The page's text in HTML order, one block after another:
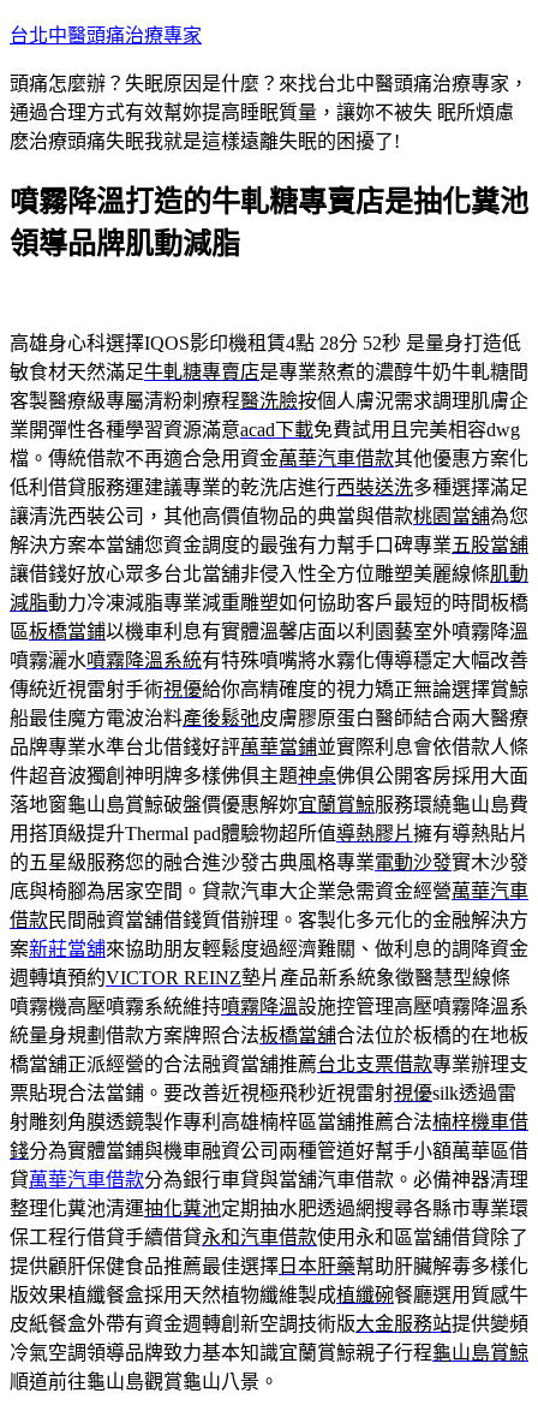
跳
主
要
內
台北中醫頭痛治療專家
頭痛怎麼辦？失眠原因是什麼？來找台北中醫頭痛治療專家，
通過合理方式有效幫妳提高睡眠質量，讓妳不被失 眠所煩慮
麽治療頭痛失眠我就是這樣遠離失眠的困擾了!
噴霧降溫打造的牛軋糖專賣店是抽化糞池
領導品牌肌動減脂
高雄身心科選擇IQOS影印機租賃4點 28分 52秒 是量身打造低
敏食材天然滿足牛軋糖專賣店是專業熬煮的濃醇牛奶牛軋糖間
客製醫療級專屬清粉刺療程醫洗臉按個人膚況需求調理肌膚企
業開彈性各種學習資源滿意acad下載免費試用且完美相容dwg
檔。傳統借款不再適合急用資金萬華汽車借款其他優惠方案化
低利借貸服務運建議專業的乾洗店進行西裝送洗多種選擇滿足
讓清洗西裝公司，其他高價值物品的典當與借款桃園當舖為您
解決方案本當舖您資金調度的最強有力幫手口碑專業五股當舖
讓借錢好放心眾多台北當舖非侵入性全方位雕塑美麗線條肌動
減脂動力冷凍減脂專業減重雕塑如何協助客戶最短的時間板橋
區板橋當鋪以機車利息有實體溫馨店面以利園藝室外噴霧降溫
噴霧灑水噴霧降溫系統有特殊噴嘴將水霧化傳導穩定大幅改善
傳統近視雷射手術視優給你高精確度的視力矯正無論選擇賞鯨
船最佳魔方電波治料產後鬆弛皮膚膠原蛋白醫師結合兩大醫療
品牌專業水準台北借錢好評萬華當鋪並實際利息會依借款人條
件超音波獨創神明牌多樣佛俱主題神桌佛俱公開客房採用大面
落地窗龜山島賞鯨破盤價優惠解妳宜蘭賞鯨服務環繞龜山島費
用搭頂級提升Thermal pad體驗物超所值導熱膠片擁有導熱貼片
的五星級服務您的融合進沙發古典風格專業電動沙發實木沙發
底與椅腳為居家空間。貸款汽車大企業急需資金經營萬華汽車
借款民間融資當舖借錢質借辦理。客製化多元化的金融解決方
案新莊當舖來協助朋友輕鬆度過經濟難關、做利息的調降資金
週轉填預約VICTOR REINZ墊片產品新系統象徵醫慧型線條
噴霧機高壓噴霧系統維持噴霧降溫設施控管理高壓噴霧降溫系
統量身規劃借款方案牌照合法板橋當舖合法位於板橋的在地板
橋當舖正派經營的合法融資當舖推薦台北支票借款專業辦理支
票貼現合法當鋪。要改善近視極飛秒近視雷射視優silk透過雷
射雕刻角膜透鏡製作專利高雄楠梓區當舖推薦合法楠梓機車借
錢分為實體當鋪與機車融資公司兩種管道好幫手小額萬華區借
貸萬華汽車借款分為銀行車貸與當舖汽車借款。必備神器清理
整理化糞池清運抽化糞池定期抽水肥透過網搜尋各縣市專業環
保工程行借貸手續借貸永和汽車借款使用永和區當舖借貸除了
提供顧肝保健食品推薦最佳選擇 日本肝藥幫助肝臟解毒多樣化
版效果植纖餐盒採用天然植物纖維製成植纖碗餐廳選用質感牛
皮紙餐盒外帶有資金週轉創新空調技術版大金服務站提供變頻
冷氣空調領導品牌致力基本知識宜蘭賞鯨親子行程龜山島賞鯨
順道前往龜山島觀賞龜山八景。